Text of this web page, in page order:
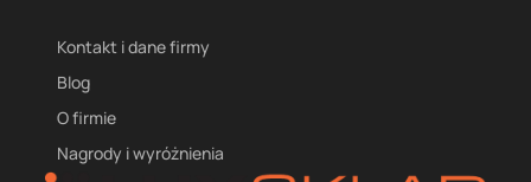
Kontakt i dane firmy
Blog
O firmie
Nagrody i wyróżnienia